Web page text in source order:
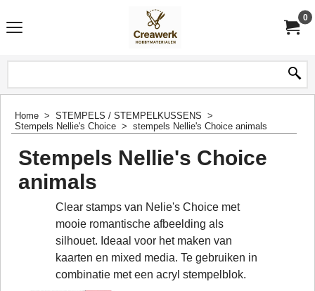
0
Home > STEMPELS / STEMPELKUSSENS >
Stempels Nellie's Choice > stempels Nellie's Choice animals
Stempels Nellie's Choice
animals
Clear stamps van Nelie's Choice met
mooie romantische afbeelding als
silhouet. Ideaal voor het maken van
kaarten en mixed media. Te gebruiken in
combinatie met een acryl stempelblok.